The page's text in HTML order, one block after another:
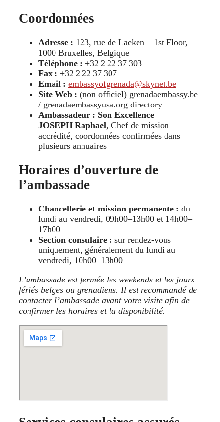
Coordonnées
Adresse : 123, rue de Laeken – 1st Floor,
1000 Bruxelles, Belgique
Téléphone : +32 2 22 37 303
Fax : +32 2 22 37 307
Email : embassyofgrenada@skynet.be
Site Web : (non officiel) grenadaembassy.be
/ grenadaembassyusa.org directory
Ambassadeur : Son Excellence
JOSEPH Raphael, Chef de mission
accrédité, coordonnées confirmées dans
plusieurs annuaires
Horaires d’ouverture de
l’ambassade
Chancellerie et mission permanente : du
lundi au vendredi, 09h00–13h00 et 14h00–
17h00
Section consulaire : sur rendez-vous
uniquement, généralement du lundi au
vendredi, 10h00–13h00
L’ambassade est fermée les weekends et les jours
fériés belges ou grenadiens. Il est recommandé de
contacter l’ambassade avant votre visite afin de
confirmer les horaires et la disponibilité.